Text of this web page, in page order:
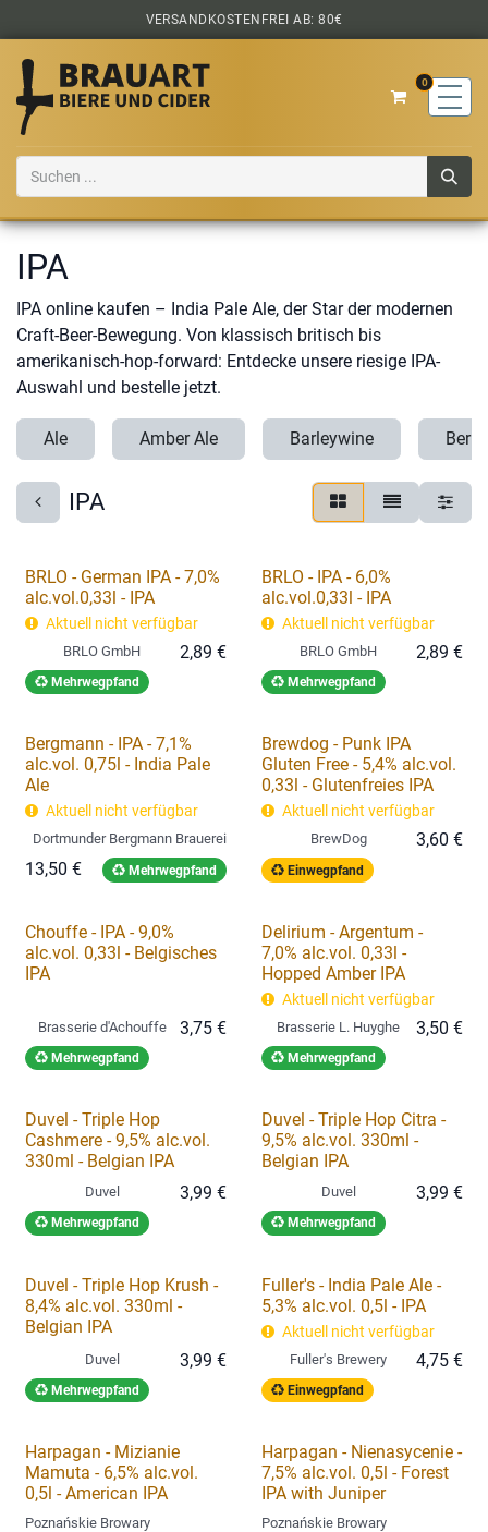
Zum Inhalt springenVERSANDKOSTENFREI AB: 80€
0
IPA
IPA online kaufen – India Pale Ale, der Star der modernen
Craft-Beer-Bewegung. Von klassisch britisch bis
amerikanisch-hop-forward: Entdecke unsere riesige IPA-
Auswahl und bestelle jetzt.
Ale Amber Ale Barleywine
IPA
BRLO - German IPA - 7,0%
alc.vol.0,33l - IPA
Aktuell nicht verfügbar
BRLO GmbH 2,89 €
Mehrwegpfand
BRLO - IPA - 6,0%
alc.vol.0,33l - IPA
Aktuell nicht verfügbar
BRLO GmbH 2,89 €
Mehrwegpfand
Bergmann - IPA - 7,1%
alc.vol. 0,75l - India Pale
Ale
Aktuell nicht verfügbar
Dortmunder Bergmann Brauerei
13,50 € Mehrwegpfand
Brewdog - Punk IPA
Gluten Free - 5,4% alc.vol.
0,33l - Glutenfreies IPA
Aktuell nicht verfügbar
BrewDog 3,60 €
Einwegpfand
Chouffe - IPA - 9,0%
alc.vol. 0,33l - Belgisches
IPA
Brasserie d'Achouffe 3,75€
Mehrwegpfand
Delirium - Argentum -
7,0% alc.vol. 0,33l -
Hopped Amber IPA
Aktuell nicht verfügbar
Brasserie L. Huyghe 3,50 €
Mehrwegpfand
Duvel - Triple Hop
Cashmere - 9,5% alc.vol.
330ml - Belgian IPA
Duvel 3,99 €
Mehrwegpfand
Duvel - Triple Hop Citra -
9,5% alc.vol. 330ml -
Belgian IPA
Duvel 3,99 €
Mehrwegpfand
Duvel - Triple Hop Krush -
8,4% alc.vol. 330ml -
Belgian IPA
Duvel 3,99 €
Mehrwegpfand
Fuller's - India Pale Ale -
5,3% alc.vol. 0,5l - IPA
Aktuell nicht verfügbar
Fuller's Brewery 4,75€
Einwegpfand
Harpagan - Mizianie
Mamuta - 6,5% alc.vol.
0,5l - American IPA
Poznańskie Browary
Harpagan - Nienasycenie -
7,5% alc.vol. 0,5l - Forest
IPA with Juniper
Poznańskie Browary